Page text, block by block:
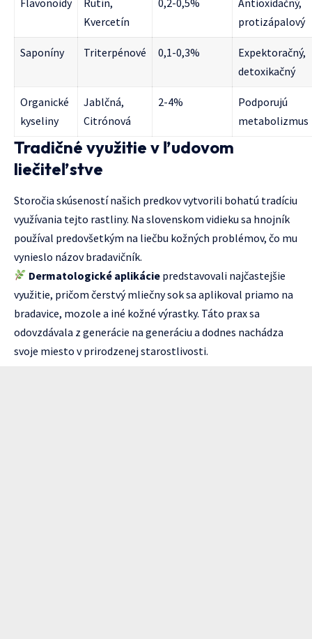
Kvercetín
protizápalový
Saponíny Triterpénové 0,1-0,3%
Expektoračný,
detoxikačný
Organické
kyseliny
Jablčná,
Citrónová
2-4%
Podporujú
metabolizmus
Tradičné využitie v ľudovom
liečiteľstve
Storočia skúseností našich predkov vytvorili bohatú tradíciu
využívania tejto rastliny. Na slovenskom vidieku sa hnojník
používal predovšetkým na liečbu kožných problémov, čo mu
vynieslo názov bradavičník.
Dermatologické aplikácie predstavovali najčastejšie
využitie, pričom čerstvý mliečny sok sa aplikoval priamo na
bradavice, mozole a iné kožné výrastky. Táto prax sa
odovzdávala z generácie na generáciu a dodnes nachádza
svoje miesto v prirodzenej starostlivosti.